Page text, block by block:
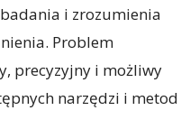
i zrozumienia
Problem
precyzyjny i możliwy
narzędzi i metod